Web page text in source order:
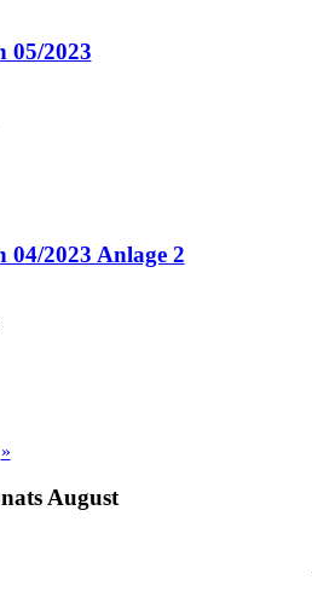
05/2023
04/2023 Anlage 2
»
August